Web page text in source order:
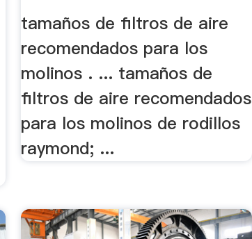
Los .
tamaños de filtros de aire
recomendados para los
molinos . ... tamaños de
filtros de aire recomendados
para los molinos de rodillos
raymond; ...